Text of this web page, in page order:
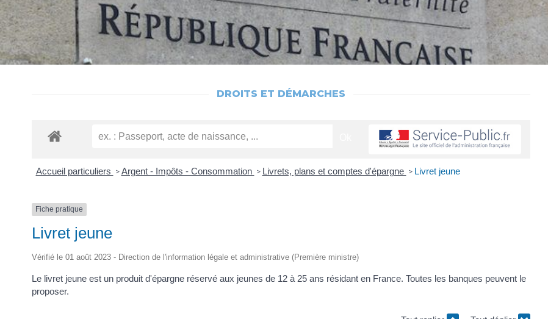
DROITS ET DÉMARCHES
Accueil particuliers > Argent - Impôts - Consommation > Livrets, plans et comptes d'épargne > Livret jeune
Fiche pratique
Livret jeune
Vérifié le 01 août 2023 - Direction de l'information légale et administrative (Première ministre)
Le livret jeune est un produit d'épargne réservé aux jeunes de 12 à 25 ans résidant en France. Toutes les banques peuvent le
proposer.